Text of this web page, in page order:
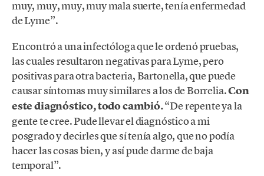
muy, muy, muy, muy mala suerte, tenía enfermedad
de Lyme”.
Encontró a una infectóloga que le ordenó pruebas,
las cuales resultaron negativas para Lyme, pero
positivas para otra bacteria, Bartonella, que puede
causar síntomas muy similares a los de Borrelia.Con
este diagnóstico, todo cambió.“De repente ya la
gente te cree. Pude llevar el diagnóstico a mi
posgrado y decirles que sí tenía algo, que no podía
hacer las cosas bien, y así pude darme de baja
temporal”.